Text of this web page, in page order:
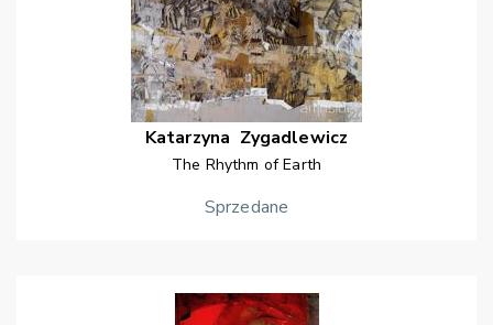
Katarzyna Zygadlewicz
The Rhythm of Earth
Sprzedane